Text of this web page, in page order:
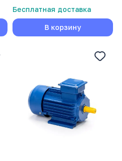
Бесплатная доставка
В корзину